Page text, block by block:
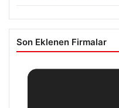
Son Eklenen Firmalar